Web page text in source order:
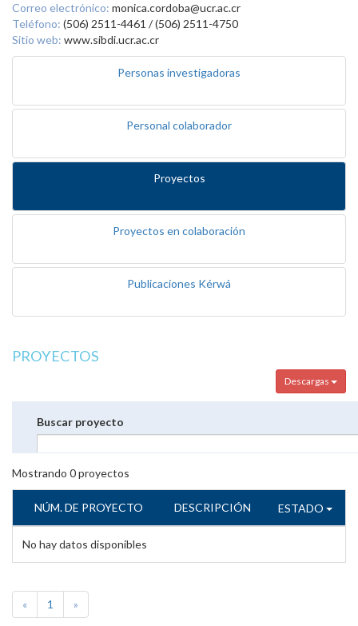
Correo electrónico: monica.cordoba@ucr.ac.cr
Teléfono: (506) 2511-4461 / (506) 2511-4750
Sitio web: www.sibdi.ucr.ac.cr
Personas investigadoras
Personal colaborador
Proyectos
Proyectos en colaboración
Publicaciones Kérwá
PROYECTOS
Descargas
Buscar proyecto
Mostrando 0proyectos
NÚM. DE PROYECTO DESCRIPCIÓN ESTADO
No hay datos disponibles
« 1 »